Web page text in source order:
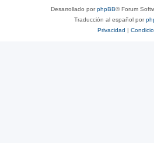
Desarrollado porphpBB® Forum
Traducción al español por
Privacidad |